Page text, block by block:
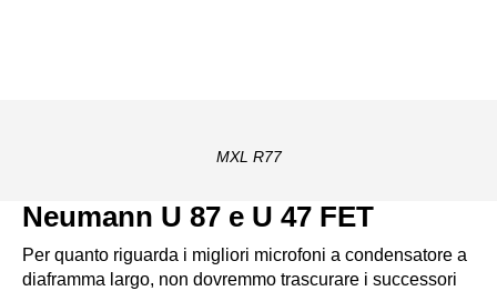
MXL R77
Neumann U 87 e U 47 FET
Per quanto riguarda i migliori microfoni a condensatore a
diaframma largo, non dovremmo trascurare i successori